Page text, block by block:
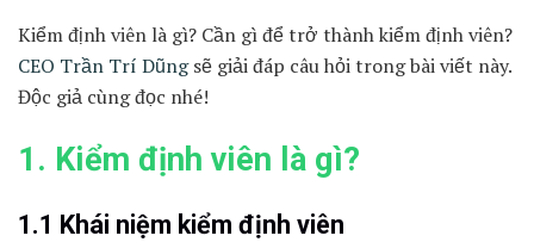
Kiểm định viên là gì? Cần gì để trở thành kiểm định viên?
CEO Trần Trí Dũngsẽ giải đáp câu hỏi trong bài viết này.
Độc giả cùng đọc nhé!
1. Kiểm định viên là gì?
1.1 Khái niệm kiểm định viên